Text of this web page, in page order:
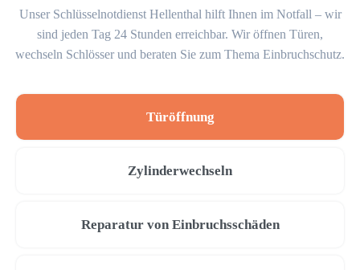
Unser Schlüsselnotdienst Hellenthal hilft Ihnen im Notfall – wir
sind jeden Tag 24 Stunden erreichbar. Wir öffnen Türen,
wechseln Schlösser und beraten Sie zum Thema Einbruchschutz.
Türöffnung
Zylinderwechseln
Reparatur von Einbruchsschäden